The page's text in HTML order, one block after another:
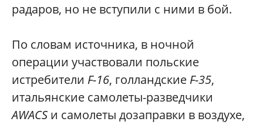
радаров, но не вступили с ними в бой.
По словам источника, в ночной
операции участвовали польские
истребители F-16, голландские F-35,
итальянские самолеты-разведчики
AWACS и самолеты дозаправки в воздухе,